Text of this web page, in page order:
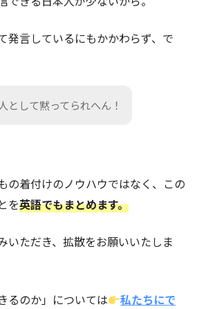
発言しているにもかかわらず、で
として黙ってられへん！
の着付けのノウハウではなく、この
を英語でもまとめます。
いただき、拡散をお願いいたしま
るのか」については
私たちにで